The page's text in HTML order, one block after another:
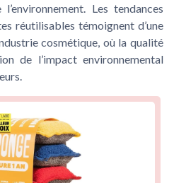
Les tendances
réutilisables témoignent d’une
cosmétique, où la qualité
de l’impact environnemental